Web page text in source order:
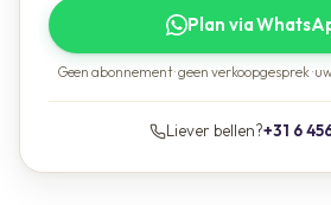
Plan via
Geen abonnement · geen verkoopgesprek ·
Liever bellen?+31 6